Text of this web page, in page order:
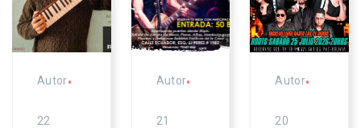
Autor•
22
Autor•
21
Autor•
20